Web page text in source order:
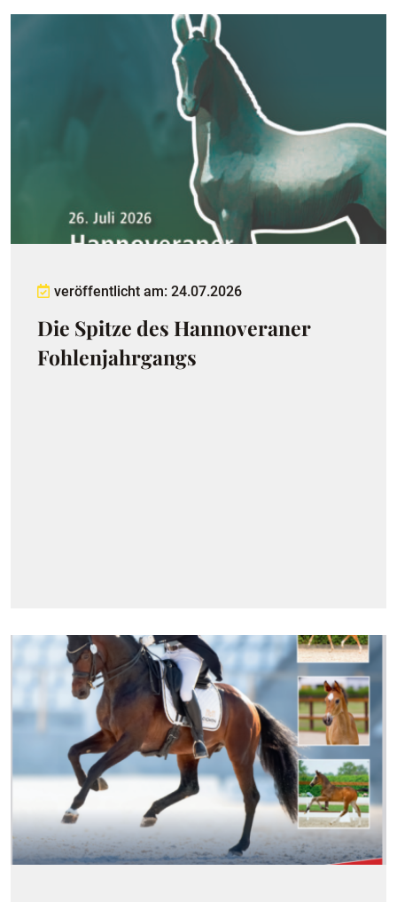
veröffentlicht am: 24.07.2026
Die Spitze des Hannoveraner
Fohlenjahrgangs